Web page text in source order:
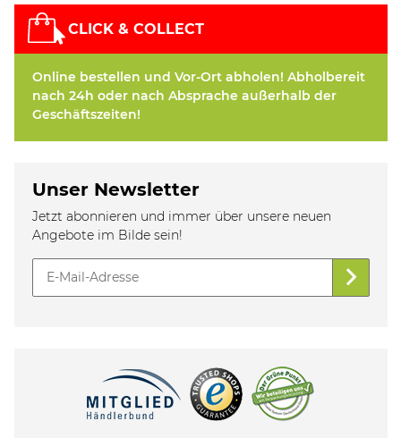
CLICK & COLLECT
Online bestellen und Vor-Ort abholen! Abholbereit
nach 24h oder nach Absprache außerhalb der
Geschäftszeiten!
Unser Newsletter
Jetzt abonnieren und immer über unsere neuen
Angebote im Bilde sein!